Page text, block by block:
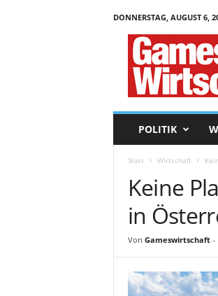
DONNERSTAG, AUGUST 6,
POLITIK
Start Wirtschaft
Keine
in
Von Gameswirtschaft-